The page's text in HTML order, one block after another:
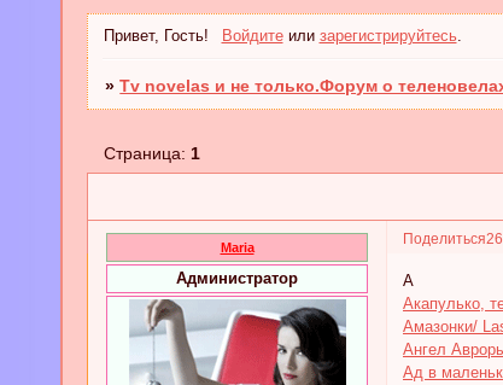
Привет, Гость! Войдитеили зарегистрируйтесь.
»Tv novelas и не только.Форум о
Страница:1
Поделиться
Maria
Администратор
А
Акапулько,
Амазонки/
Ангел
Ад в